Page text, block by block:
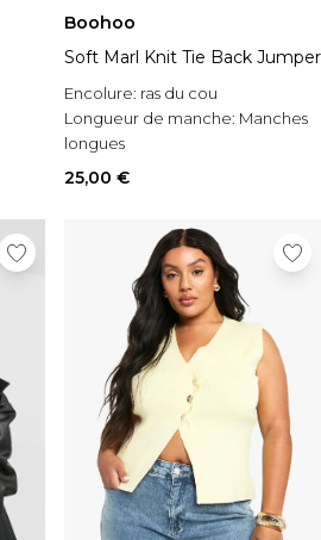
Boohoo
Soft Marl Knit Tie Back Jumper
Encolure: ras du cou
Longueur de manche: Manches
longues
Occasion:
25,00 €